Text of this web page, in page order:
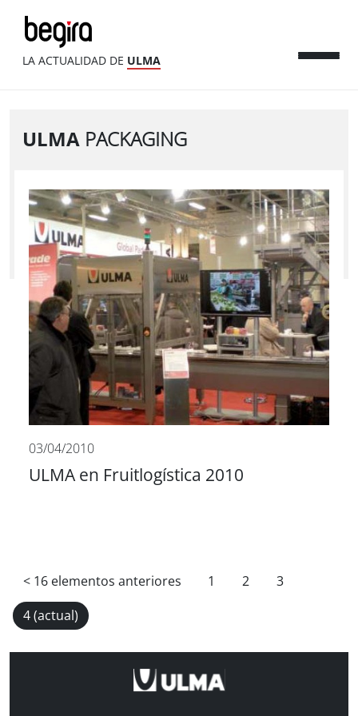
LA ACTUALIDAD DE ULMA
ULMA PACKAGING
03/04/2010
ULMA en Fruitlogística 2010
< 16 elementos anteriores 1 2 3
4 (actual)